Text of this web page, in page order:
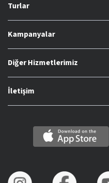
Turlar
Kampanyalar
Diğer Hizmetlerimiz
İletişim